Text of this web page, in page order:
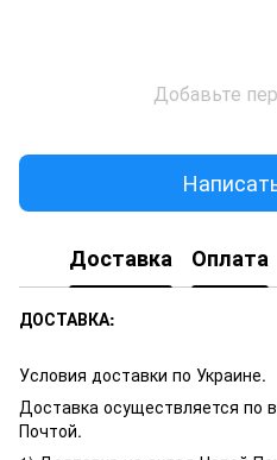
Добавьте
Доставка Оплата
ДОСТАВКА:
Условия доставки по Украине.
Доставка осуществляется по
Почтой.